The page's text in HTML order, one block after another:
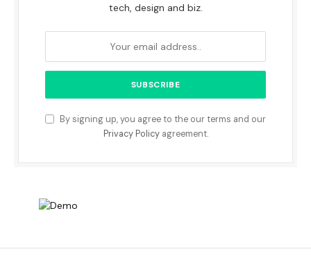
tech, design and biz.
By signing up, you agree to the our terms and our
Privacy Policyagreement.